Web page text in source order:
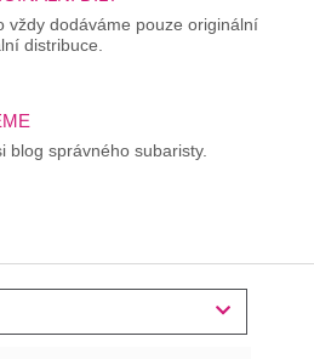
vždy dodáváme pouze originální
distribuce.
blog správného subaristy.